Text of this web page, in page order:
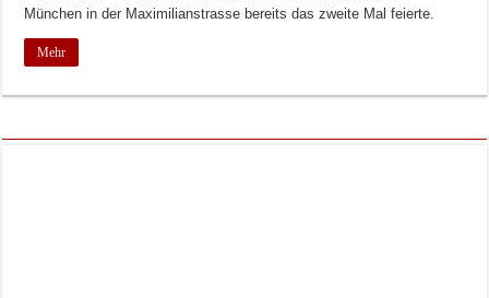
München in der Maximilianstrasse bereits das zweite Mal feierte.
Mehr